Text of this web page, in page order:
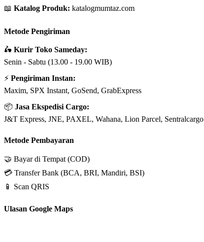
📖 Katalog Produk: katalogmumtaz.com
Metode Pengiriman
🛵 Kurir Toko Sameday:
Senin - Sabtu (13.00 - 19.00 WIB)
⚡ Pengiriman Instan:
Maxim, SPX Instant, GoSend, GrabExpress
📦 Jasa Ekspedisi Cargo:
J&T Express, JNE, PAXEL, Wahana, Lion Parcel, Sentralcargo
Metode Pembayaran
🤝 Bayar di Tempat (COD)
💳 Transfer Bank (BCA, BRI, Mandiri, BSI)
📱 Scan QRIS
Ulasan Google Maps